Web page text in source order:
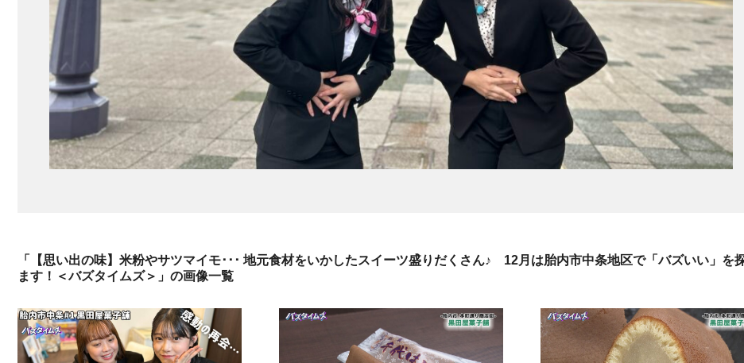
「【思い出の味】米粉やサツマイモ･･･ 地元食材をいかしたスイーツ盛りだくさん♪ 12月は胎内市中条地区で「バズいい」を
ます！＜バズタイムズ＞」の画像一覧